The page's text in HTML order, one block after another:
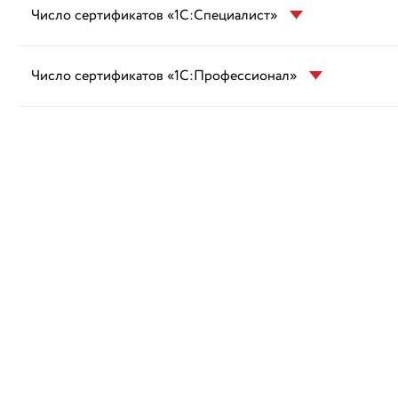
Число сертификатов «1С:Специалист»
Число сертификатов «1С:Профессионал»